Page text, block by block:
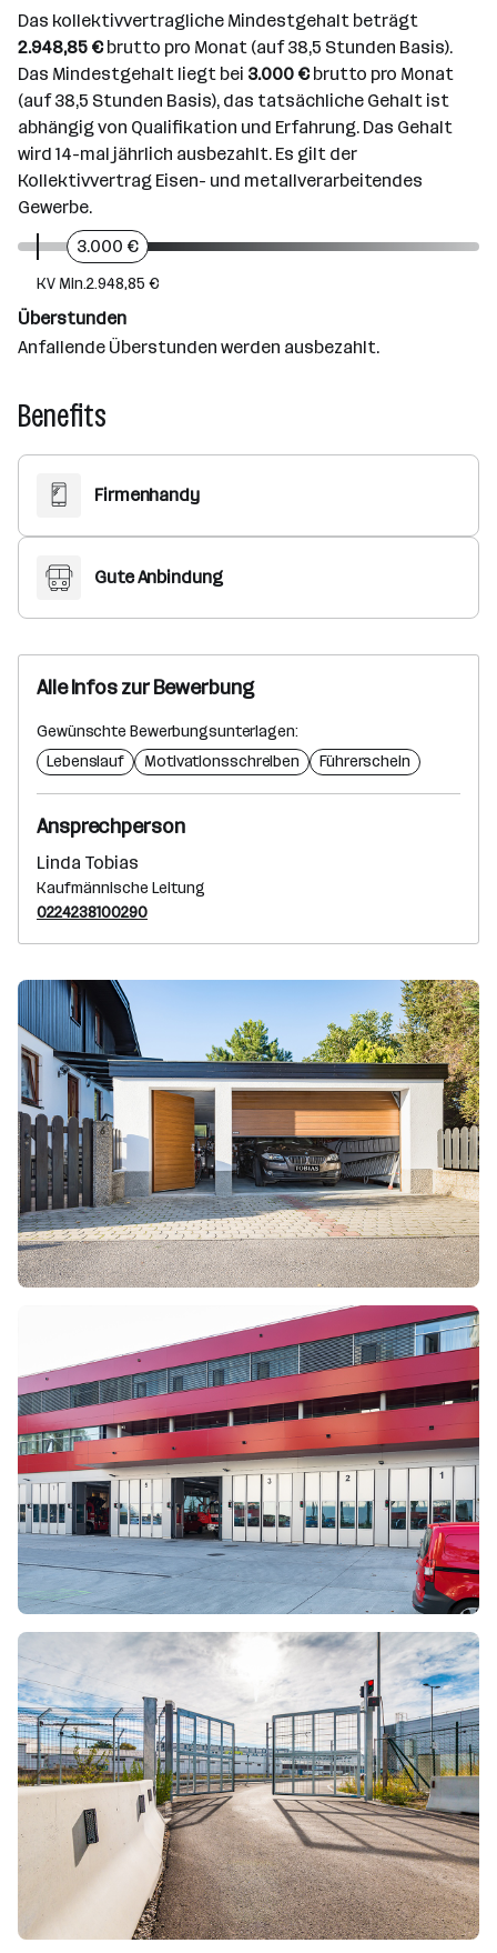
Das kollektivvertragliche Mindestgehalt beträgt
2.948,85 €brutto pro Monat (auf 38,5 Stunden Basis).
Das Mindestgehalt liegt bei 3.000 €brutto pro Monat
(auf 38,5 Stunden Basis), das tatsächliche Gehalt ist
abhängig von Qualifikation und Erfahrung. Das Gehalt
wird 14-mal jährlich ausbezahlt. Es gilt der
Kollektivvertrag Eisen- und metallverarbeitendes
Gewerbe.
KV Min.2.948,85 €
3.000 €
Überstunden
Anfallende Überstunden werden ausbezahlt.
Benefits
Firmenhandy
Gute Anbindung
Alle Infos zur Bewerbung
Gewünschte Bewerbungsunterlagen:
Lebenslauf
Motivationsschreiben Führerschein
Ansprechperson
Linda Tobias
Kaufmännische Leitung
0224238100290